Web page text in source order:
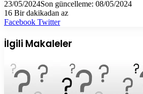
23/05/2024Son güncelleme: 08/05/2024
16 Bir dakikadan az
Facebook TwitterLinkedIn
Tumblr
Pinterest
Reddit
VKontakte
E-
ile
paylaş
Yazdır
İlgili Makaleler